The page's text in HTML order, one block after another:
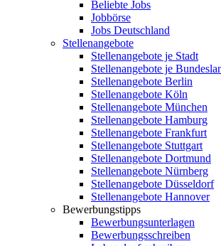
Beliebte Jobs
Jobbörse
Jobs Deutschland
Stellenangebote
Stellenangebote je Stadt
Stellenangebote je
Stellenangebote Berlin
Stellenangebote Köln
Stellenangebote München
Stellenangebote Hamburg
Stellenangebote Frankfurt
Stellenangebote Stuttgart
Stellenangebote Dortmund
Stellenangebote Nürnberg
Stellenangebote Düsseldorf
Stellenangebote Hannover
Bewerbungstipps
Bewerbungsunterlagen
Bewerbungsschreiben